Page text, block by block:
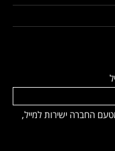
החברה ישירות למייל,